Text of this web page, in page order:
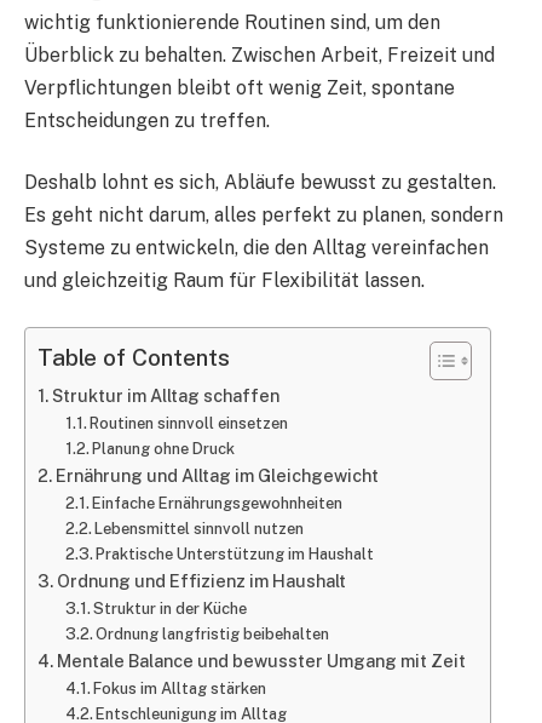
wichtig funktionierende Routinen sind, um den
Überblick zu behalten. Zwischen Arbeit, Freizeit und
Verpflichtungen bleibt oft wenig Zeit, spontane
Entscheidungen zu treffen.
Deshalb lohnt es sich, Abläufe bewusst zu gestalten.
Es geht nicht darum, alles perfekt zu planen, sondern
Systeme zu entwickeln, die den Alltag vereinfachen
und gleichzeitig Raum für Flexibilität lassen.
Table of Contents
Struktur im Alltag schaffen
Routinen sinnvoll einsetzen
Planung ohne Druck
Ernährung und Alltag im Gleichgewicht
Einfache Ernährungsgewohnheiten
Lebensmittel sinnvoll nutzen
Praktische Unterstützung im Haushalt
Ordnung und Effizienz im Haushalt
Struktur in der Küche
Ordnung langfristig beibehalten
Mentale Balance und bewusster Umgang mit Zeit
Fokus im Alltag stärken
Entschleunigung im Alltag